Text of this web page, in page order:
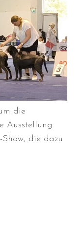
in Gerpinnes (B)!!
3 in Dortmund!
die
Ausstellung
die dazu